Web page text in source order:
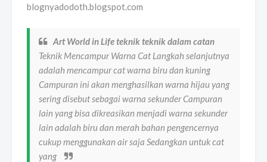
blognyadodoth.blogspot.com
Art World in Life teknik teknik dalam catan
Teknik Mencampur Warna Cat Langkah selanjutnya
adalah mencampur cat warna biru dan kuning
Campuran ini akan menghasilkan warna hijau yang
sering disebut sebagai warna sekunder Campuran
lain yang bisa dikreasikan menjadi warna sekunder
lain adalah biru dan merah bahan pengencernya
cukup menggunakan air saja Sedangkan untuk cat
yang